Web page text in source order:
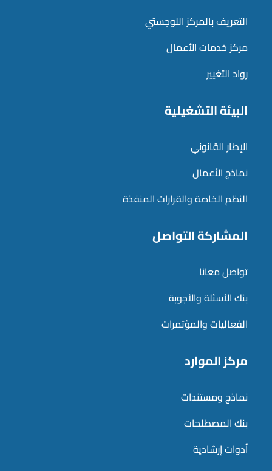
التعريف بالمركز اللوجستي
مركز خدمات الأعمال
رواد التغيير
البيئة التشغيلية
الإطار القانوني
نماذج الأعمال
النظم الخاصة والقرارات المنفذة
المشاركة التواصل
تواصل معانا
بنك الأسئلة والأجوبة
الفعاليات والمؤتمرات
مركز الموارد
نماذج ومستندات
بنك المصطلحات
أدوات إرشادية